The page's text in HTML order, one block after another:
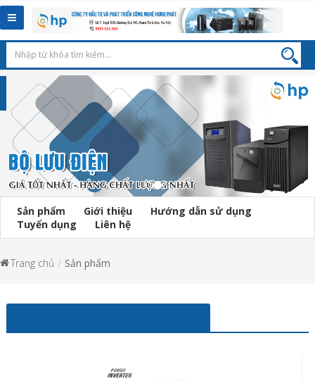
Toggle
navigation
Sản phẩm Giới thiệu
Hướng dẫn sử dụng
Tuyển dụng
Liên hệ
Trang chủ Sản phẩm